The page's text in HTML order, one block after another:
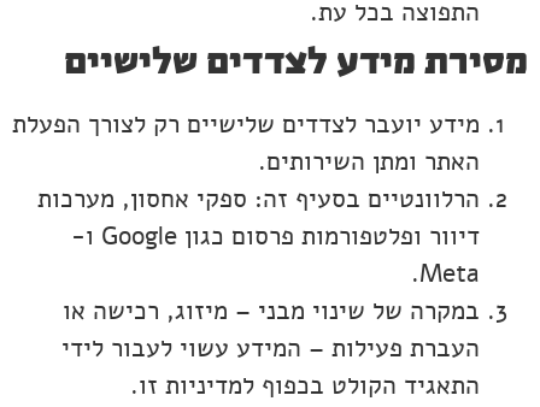
התפוצה בכל עת.
מסירת מידע לצדדים שלישיים
מידע יועבר לצדדים שלישיים רק לצורך הפעלת
האתר ומתן השירותים.
הרלוונטיים בסעיף זה: ספקי אחסון, מערכות
דיוור ופלטפורמות פרסום כגון Google ו-
Meta.
במקרה של שינוי מבני – מיזוג, רכישה או
העברת פעילות – המידע עשוי לעבור לידי
התאגיד הקולט בכפוף למדיניות זו.